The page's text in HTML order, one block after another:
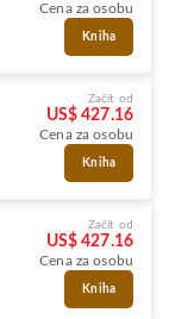
Cena za osobu
Kniha
Začít od
US$ 427.16
Cena za osobu
Kniha
Začít od
US$ 427.16
Cena za osobu
Kniha